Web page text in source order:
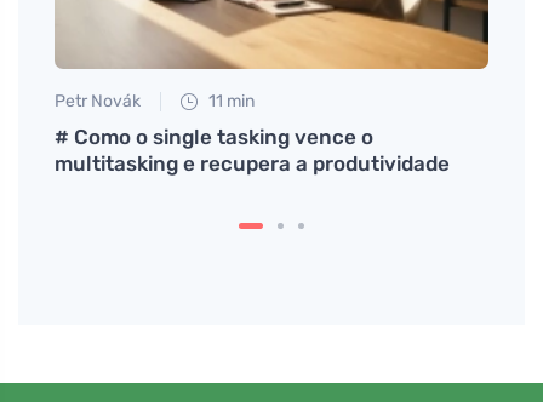
Petr Novák 11 min
# Como o single tasking vence o
multitasking e recupera a produtividade